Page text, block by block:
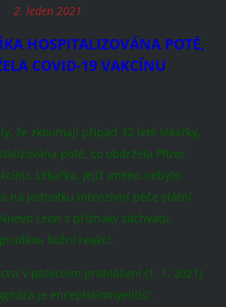
2. leden 2021
HOSPITALIZOVÁNA POTÉ,
COVID-19 VAKCÍNU
že zkoumají případ 32 leté lékařky,
poté, co obdržela Pfizer-
Lékařka, jejíž jméno nebylo
na jednotku intenzivní péče státní
Leon s příznaky záchvatu,
kožní reakcí.
v pátečním prohlášení (1. 1. 2021)
je encephalomyelitis".